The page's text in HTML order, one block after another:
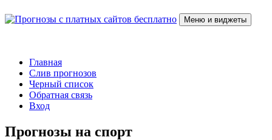
к
Меню и виджеты
Главная
Слив прогнозов
Черный список
Обратная связь
Вход
Прогнозы на спорт